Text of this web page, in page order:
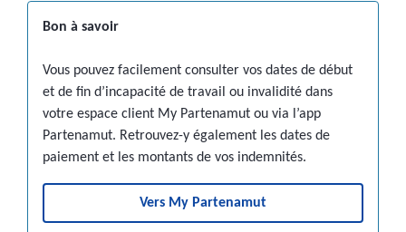
Bon à savoir
Vous pouvez facilement consulter vos dates de début
et de fin d’incapacité de travail ou invalidité dans
votre espace client My Partenamut ou via l’app
Partenamut. Retrouvez-y également les dates de
paiement et les montants de vos indemnités.
Vers My Partenamut